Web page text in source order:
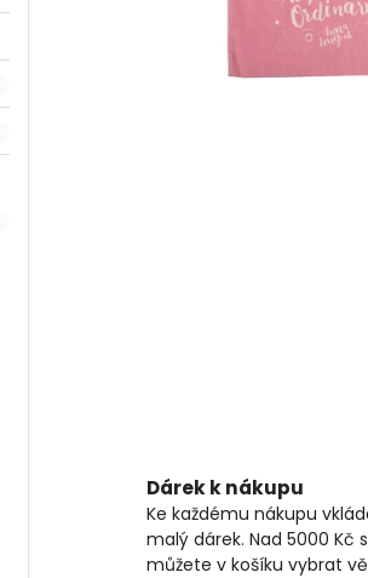
Dárek k nákupu
Ke každému nákupu
malý dárek. Nad 5000 Kč
můžete v košíku vybrat